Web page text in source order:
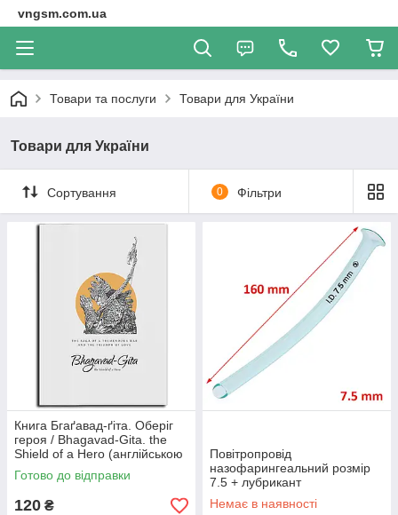
vngsm.com.ua
Товари та послуги Товари для України
Товари для України
Сортування 0 Фільтри
Книга Бгаґавад-ґіта. Оберіг
героя / Bhagavad-Gita. the
Shield of a Hero (англійською
мовою)
Готово до відправки
120 ₴
Повітропровід
назофарингеальний розмір
7.5 + лубрикант
Немає в наявності